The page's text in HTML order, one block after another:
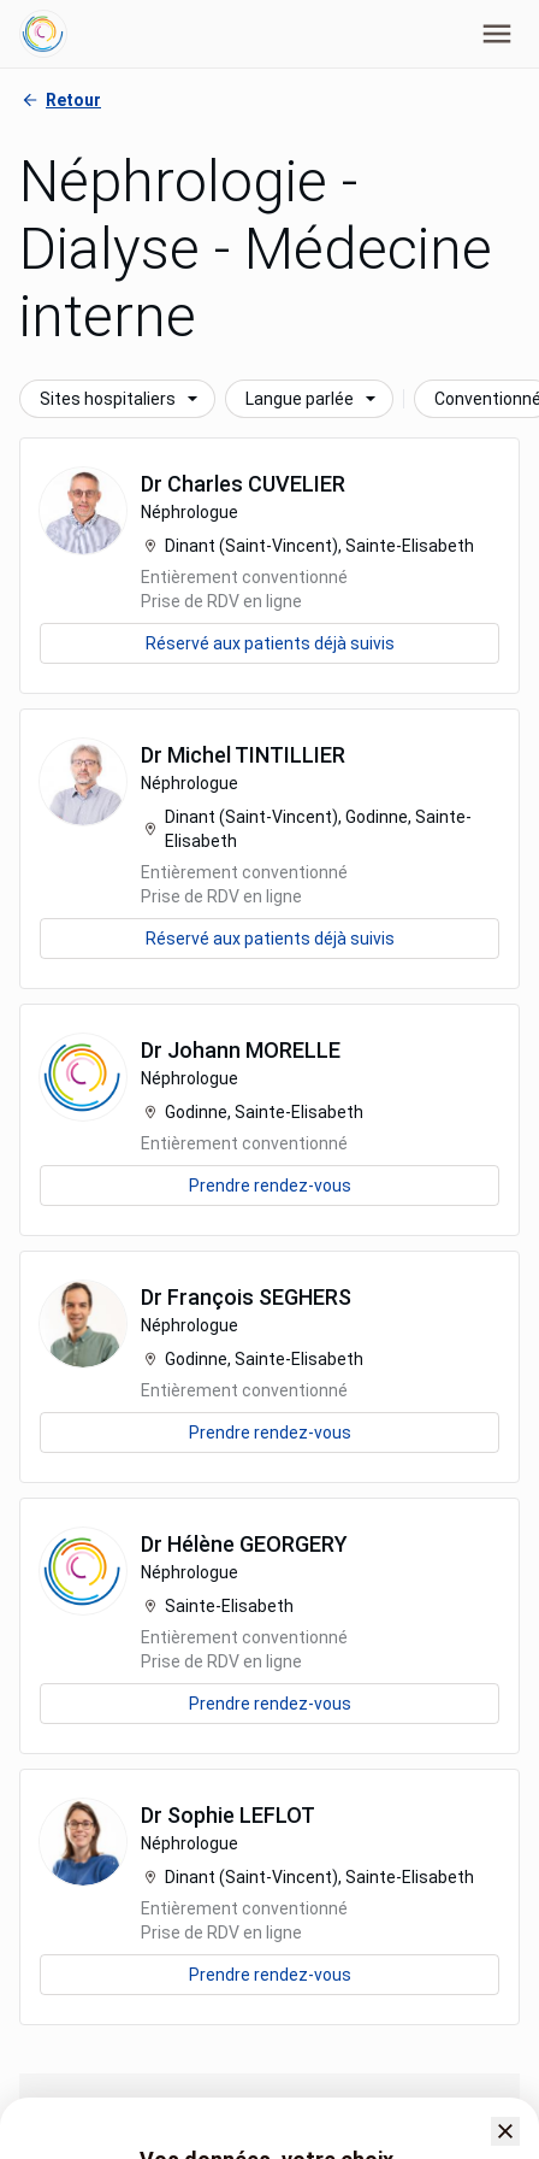
Retour
Néphrologie -
Dialyse - Médecine
interne
Sites hospitaliers Langue parlée
Dr Charles CUVELIER
Néphrologue
Dinant (Saint-Vincent), Sainte-Elisabeth
Entièrement conventionné
Prise de RDV en ligne
Réservé aux patients déjà suivis
Dr Michel TINTILLIER
Néphrologue
Dinant (Saint-Vincent), Godinne, Sainte-
Elisabeth
Entièrement conventionné
Prise de RDV en ligne
Réservé aux patients déjà suivis
Dr Johann MORELLE
Néphrologue
Godinne, Sainte-Elisabeth
Entièrement conventionné
Prendre rendez-vous
Dr François SEGHERS
Néphrologue
Godinne, Sainte-Elisabeth
Entièrement conventionné
Prendre rendez-vous
Dr Hélène GEORGERY
Néphrologue
Sainte-Elisabeth
Entièrement conventionné
Prise de RDV en ligne
Prendre rendez-vous
Dr Sophie LEFLOT
Néphrologue
Dinant (Saint-Vincent), Sainte-Elisabeth
Entièrement conventionné
Prise de RDV en ligne
Prendre rendez-vous
Néphrologie - Dialyse - Médecine interne Dinant (Saint-Vincent)